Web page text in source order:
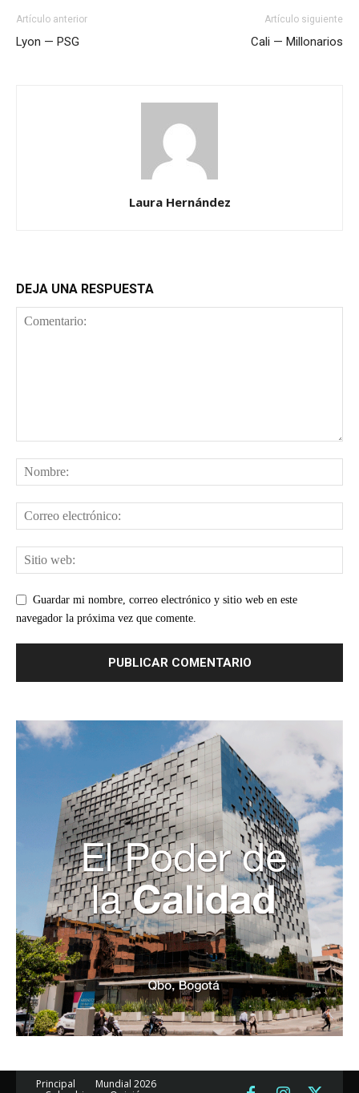
Artículo anterior
Lyon — PSG
Artículo siguiente
Cali — Millonarios
Laura Hernández
DEJA UNA RESPUESTA
Guardar mi nombre, correo electrónico y sitio web en este
navegador la próxima vez que comente.
Principal
Mundial 2026